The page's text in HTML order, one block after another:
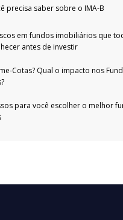
precisa saber sobre o IMA-B
em fundos imobiliários que
antes de investir
Cotas? Qual o impacto nos
para você escolher o melhor